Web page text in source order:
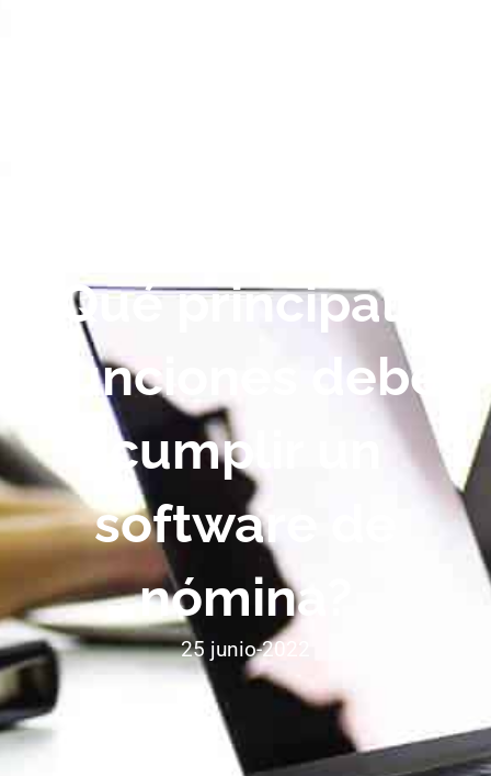
¿Qué principales
funciones debe
cumplir un
software de
nómina?
25 junio-2022